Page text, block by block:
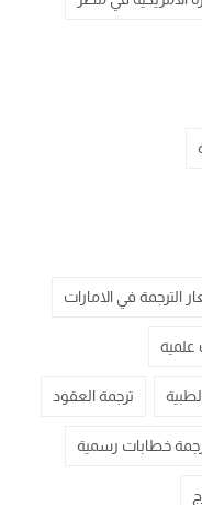
الترجمة في الامارات
علمية
ترجمة العقود
خطابات رسمية